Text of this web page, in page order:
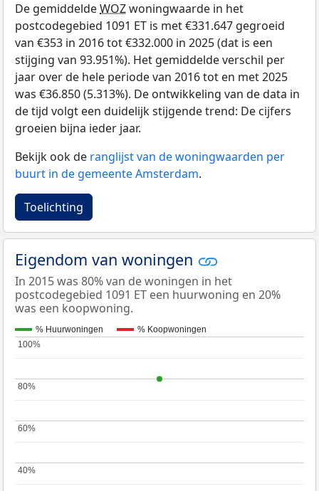
De gemiddeldeWOZwoningwaarde in het
postcodegebied 1091 ET is met €331.647 gegroeid
van €353 in 2016 tot €332.000 in 2025 (dat is een
stijging van 93.951%). Het gemiddelde verschil per
jaar over de hele periode van 2016 tot en met 2025
was €36.850 (5.313%). De ontwikkeling van de data in
de tijd volgt een duidelijk stijgende trend: De cijfers
groeien bijna ieder jaar.
Bekijk ook de ranglijst van de woningwaarden per
buurt in de gemeente Amsterdam.
Toelichting
Eigendom van woningen
In 2015 was 80% van de woningen in het
postcodegebied 1091 ET een huurwoning en 20%
was een koopwoning.
% Huurwoningen % Koopwoningen
40%
40%
60%
60%
80%
80%
100%
100%